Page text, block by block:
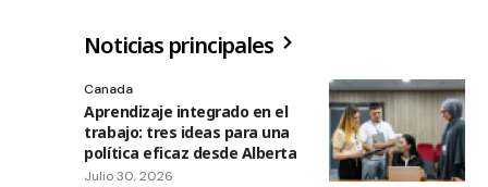
Noticias principales
Canada
Aprendizaje integrado en el
trabajo: tres ideas para una
política eficaz desde Alberta
Julio 30, 2026